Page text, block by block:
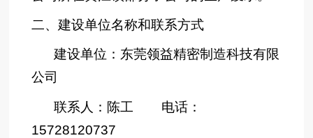
二、建设单位名称和联系方式
建设单位：东莞领益精密制造科技有限
公司
联系人：陈工 电话：
15728120737